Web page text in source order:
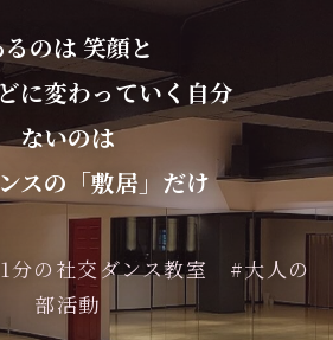
のは 笑顔と
に変わっていく自分
ないのは
スの「敷居」だけ
分の社交ダンス教室 #大人の
部活動